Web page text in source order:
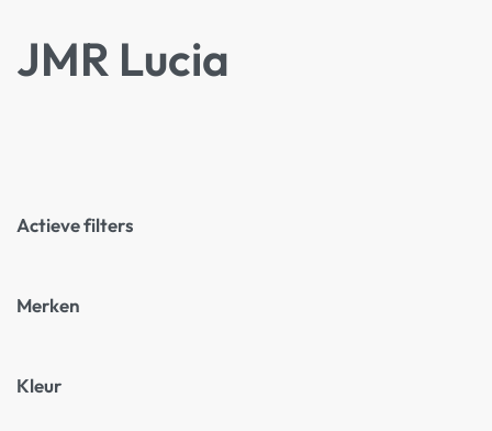
JMR Lucia
Actieve filters
Merken
Kleur